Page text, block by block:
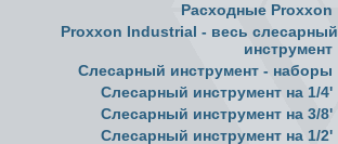
Расходные Proxxon
Proxxon Industrial - весь слесарный
инструмент
Слесарный инструмент - наборы
Слесарный инструмент на 1/4'
Слесарный инструмент на 3/8'
Слесарный инструмент на 1/2'